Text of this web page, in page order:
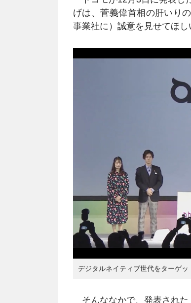
げは、菅義偉首相の肝いり
事業社に）誠意を見せてほし
デジタルネイティブ世代をターゲッ
そんななかで、発表された